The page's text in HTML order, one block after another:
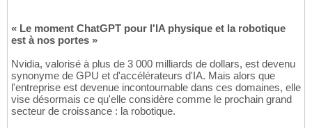
« Le moment ChatGPT pour l'IA physique et la robotique
est à nos portes »
Nvidia, valorisé à plus de 3 000 milliards de dollars, est devenu
synonyme de GPU et d'accélérateurs d'IA. Mais alors que
l'entreprise est devenue incontournable dans ces domaines, elle
vise désormais ce qu'elle considère comme le prochain grand
secteur de croissance : la robotique.